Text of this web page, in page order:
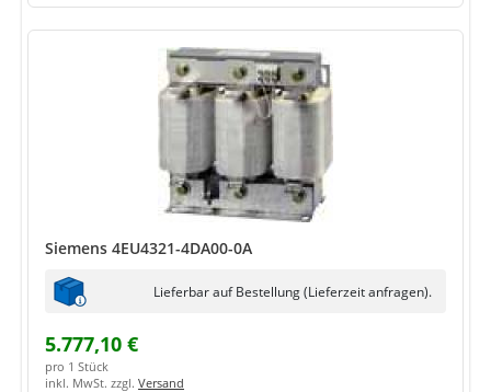
Siemens 4EU4321-4DA00-0A
Lieferbar auf Bestellung (Lieferzeit anfragen).
5.777,10 €
pro 1 Stück
inkl. MwSt. zzgl. Versand